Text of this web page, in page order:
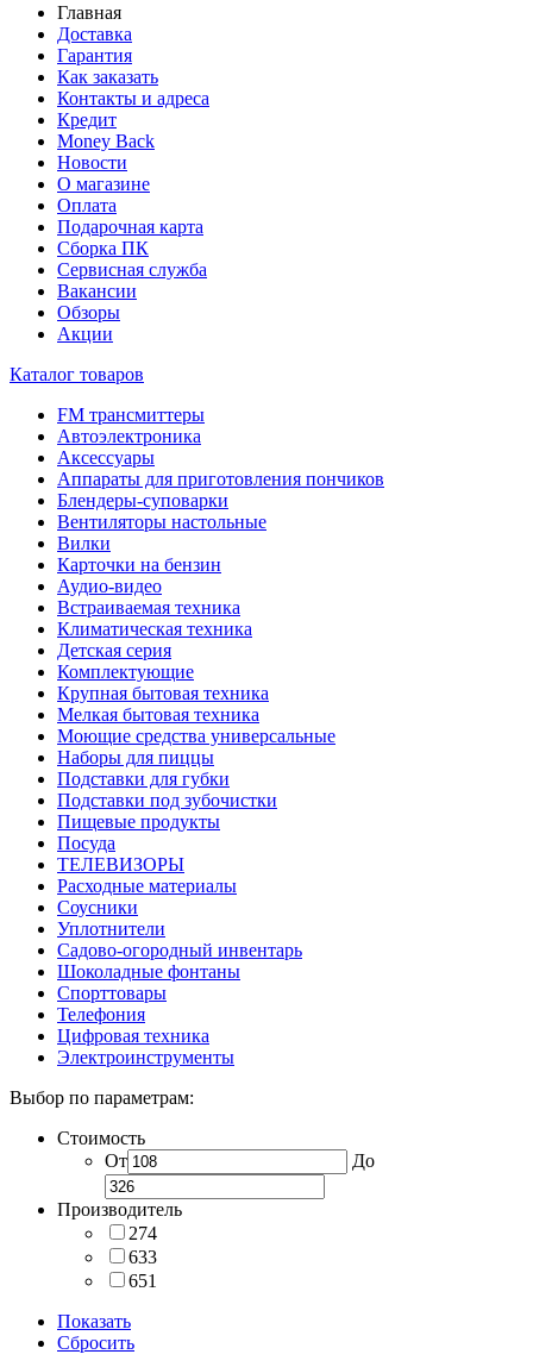
Главная
Доставка
Гарантия
Как заказать
Контакты и адреса
Кредит
Money Back
Новости
О магазине
Оплата
Подарочная карта
Сборка ПК
Сервисная служба
Вакансии
Обзоры
Акции
Каталог товаров
FM трансмиттеры
Автоэлектроника
Аксессуары
Аппараты для приготовления пончиков
Блендеры-суповарки
Вентиляторы настольные
Вилки
Карточки на бензин
Аудио-видео
Встраиваемая техника
Климатическая техника
Детская серия
Комплектующие
Крупная бытовая техника
Мелкая бытовая техника
Моющие средства универсальные
Наборы для пиццы
Подставки для губки
Подставки под зубочистки
Пищевые продукты
Посуда
ТЕЛЕВИЗОРЫ
Расходные материалы
Соусники
Уплотнители
Садово-огородный инвентарь
Шоколадные фонтаны
Спорттовары
Телефония
Цифровая техника
Электроинструменты
Выбор по параметрам:
Стоимость
От
До
Производитель
274
633
651
Показать
Сбросить